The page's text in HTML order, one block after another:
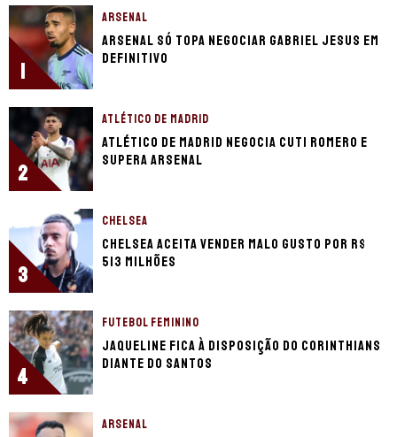
1
ARSENAL
Arsenal só topa negociar Gabriel Jesus em
definitivo
2
ATLÉTICO DE MADRID
Atlético de Madrid negocia Cuti Romero e
supera Arsenal
3
CHELSEA
Chelsea aceita vender Malo Gusto por R$
513 milhões
4
FUTEBOL FEMININO
Jaqueline fica à disposição do Corinthians
diante do Santos
ARSENAL